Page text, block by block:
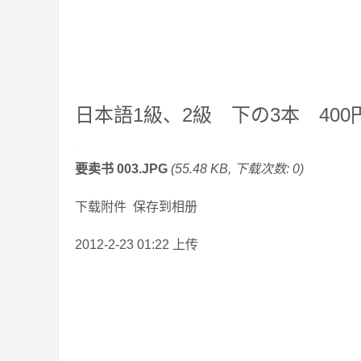
日本語1級、2級 下の3本 400
要卖书 003.JPG (55.48 KB, 下载次数: 0)
下载附件 保存到相册
2012-2-23 01:22 上传